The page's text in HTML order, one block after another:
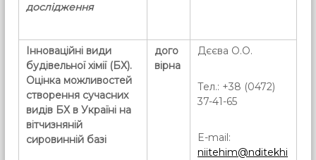
дослідження
Інноваційні види
будівельної хімії (БХ).
Оцінка можливостей
створення сучасних
видів БХ в Україні на
вітчизняній
сировинній базі
дого
вірна
Дєєва О.О.
Тел.: +38 (0472)
37-41-65
E-mail:
niitehim@nditekhi